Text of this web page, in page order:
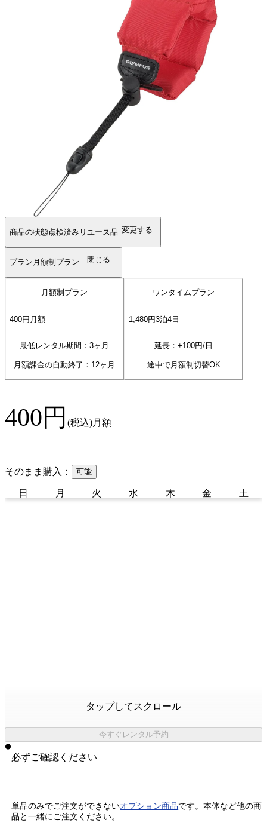
商品の状態点検済みリユース品 変更する
プラン 月額制プラン 閉じる
月額制プラン
400円 月額
最低レンタル期間：3ヶ月
月額課金の自動終了： 12ヶ月
ワンタイムプラン
1,480円3泊4日
延長：+100円/日
途中で月額制切替OK
400円 (税込)月額
そのまま購入： 可能
日 月 火 水 木 金 土
タップしてスクロール
今すぐレンタル予約
必ずご確認ください
単品のみでご注文ができないオプション商品です。本体など他の商
品と一緒にご注文ください。